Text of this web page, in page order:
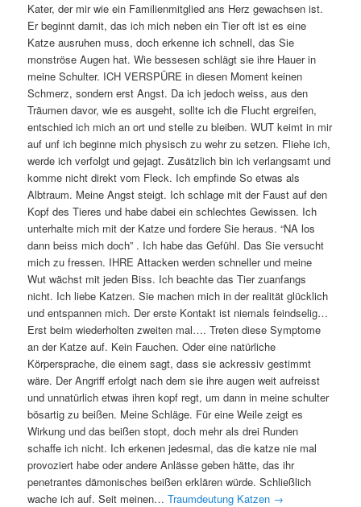
Kater, der mir wie ein Familienmitglied ans Herz gewachsen ist.
Er beginnt damit, das ich mich neben ein Tier oft ist es eine
Katze ausruhen muss, doch erkenne ich schnell, das Sie
monströse Augen hat. Wie bessesen schlägt sie ihre Hauer in
meine Schulter. ICH VERSPÜRE in diesen Moment keinen
Schmerz, sondern erst Angst. Da ich jedoch weiss, aus den
Träumen davor, wie es ausgeht, sollte ich die Flucht ergreifen,
entschied ich mich an ort und stelle zu bleiben. WUT keimt in mir
auf unf ich beginne mich physisch zu wehr zu setzen. Fliehe ich,
werde ich verfolgt und gejagt. Zusätzlich bin ich verlangsamt und
komme nicht direkt vom Fleck. Ich empfinde So etwas als
Albtraum. Meine Angst steigt. Ich schlage mit der Faust auf den
Kopf des Tieres und habe dabei ein schlechtes Gewissen. Ich
unterhalte mich mit der Katze und fordere Sie heraus. “NA los
dann beiss mich doch” . Ich habe das Gefühl. Das Sie versucht
mich zu fressen. IHRE Attacken werden schneller und meine
Wut wächst mit jeden Biss. Ich beachte das Tier zuanfangs
nicht. Ich liebe Katzen. Sie machen mich in der realität glücklich
und entspannen mich. Der erste Kontakt ist niemals feindselig…
Erst beim wiederholten zweiten mal…. Treten diese Symptome
an der Katze auf. Kein Fauchen. Oder eine natürliche
Körpersprache, die einem sagt, dass sie ackressiv gestimmt
wäre. Der Angriff erfolgt nach dem sie ihre augen weit aufreisst
und unnatürlich etwas ihren kopf regt, um dann in meine schulter
bösartig zu beißen. Meine Schläge. Für eine Weile zeigt es
Wirkung und das beißen stopt, doch mehr als drei Runden
schaffe ich nicht. Ich erkenen jedesmal, das die katze nie mal
provoziert habe oder andere Anlässe geben hätte, das ihr
penetrantes dämonisches beißen erklären würde. Schließlich
wache ich auf. Seit meinen…Traumdeutung Katzen →